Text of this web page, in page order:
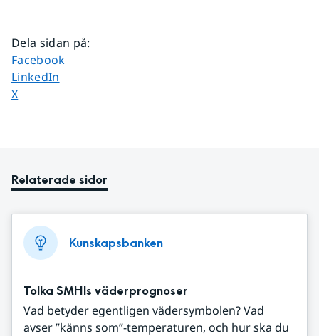
Dela sidan på:
Dela sidan på
Facebook
Dela sidan på
LinkedIn
Dela sidan på
X
Relaterade sidor
Kunskapsbanken
Tolka SMHIs väderprognoser
Vad betyder egentligen vädersymbolen? Vad
avser ”känns som”-temperaturen, och hur ska du